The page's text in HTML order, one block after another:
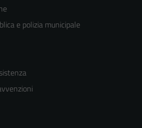
e polizia municipale